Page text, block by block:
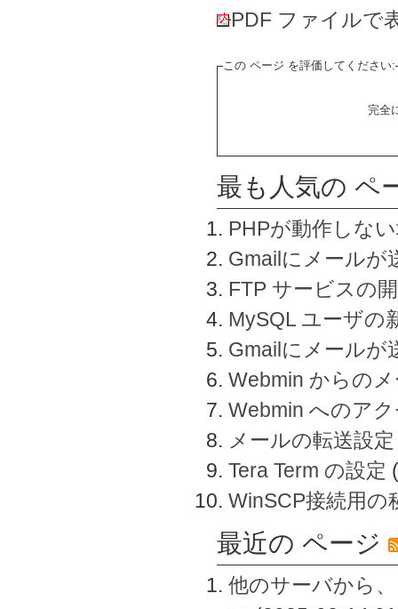
PDF ファイルで
この ページ を評価してください:
完全
最も人気の ペ
PHPが動作しな
Gmailにメールが
FTP サービスの
MySQL ユーザの
Gmailにメールが
Webmin からの
Webmin へのア
メールの転送設定
Tera Term の設定
WinSCP接続用の
最近の ページ
他のサーバから